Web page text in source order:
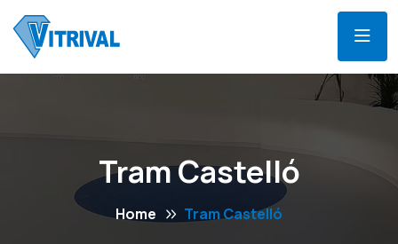
Tram Castelló
Home Tram Castelló